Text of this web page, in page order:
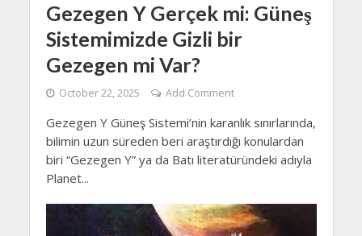
Gezegen Y Gerçek mi: Güneş
Sistemimizde Gizli bir
Gezegen mi Var?
October 22, 2025 Add Comment
Gezegen Y Güneş Sistemi’nin karanlık sınırlarında,
bilimin uzun süreden beri araştırdığı konulardan
biri “Gezegen Y” ya da Batı literatüründeki adıyla
Planet...